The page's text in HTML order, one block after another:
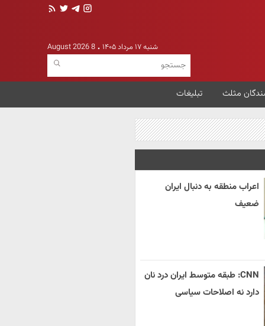
شنبه ۱۷ مرداد ۱۴۰۵ 8 August 2026
مثلث تبلیغات
اعراب منطقه به دنبال ایران
ضعیف
CNN: طبقه متوسط ایران درد نان
دارد نه اصلاحات سیاسی